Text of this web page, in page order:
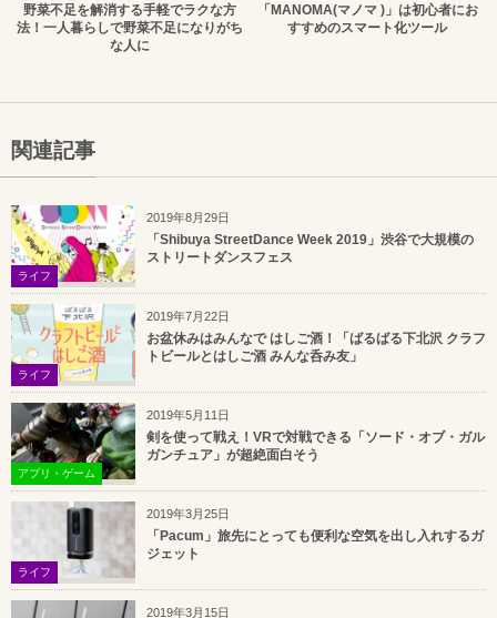
野菜不足を解消する手軽でラクな方
法！一人暮らしで野菜不足になりがち
な人に
「MANOMA(マノマ )」は初心者にお
すすめのスマート化ツール
関連記事
2019年8月29日
ライフ
「Shibuya StreetDance Week 2019」渋谷で大規模の
ストリートダンスフェス
2019年7月22日
ライフ
お盆休みはみんなで はしご酒！「ばるばる下北沢 クラフ
トビールとはしご酒 みんな呑み友」
2019年5月11日
アプリ・ゲーム
剣を使って戦え！VRで対戦できる「ソード・オブ・ガル
ガンチュア」が超絶面白そう
2019年3月25日
ライフ
「Pacum」旅先にとっても便利な空気を出し入れするガ
ジェット
2019年3月15日